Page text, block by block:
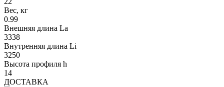
Вес, кг
0.99
Внешняя длина La
3338
Внутренняя длина Li
3250
Высота профиля h
14
ДОСТАВКА